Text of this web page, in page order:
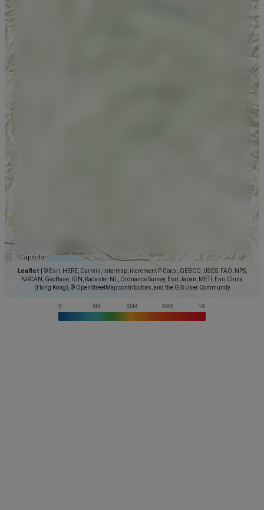
Leaflet
© Esri, HERE, Garmin, Intermap, increment P Corp., GEBCO, USGS, FAO, NPS,
NRCAN, GeoBase, IGN, Kadaster NL, Ordnance Survey, Esri Japan, METI, Esri China
(Hong Kong), © OpenStreetMap contributors, and the GIS User Community